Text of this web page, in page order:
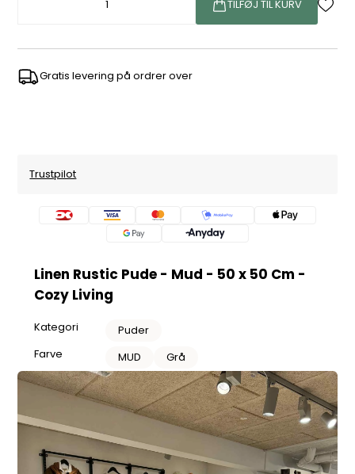
TILFØJ TIL KURV
Gratis levering på ordrer over
Trustpilot
Linen Rustic Pude - Mud - 50 x 50 Cm -
Cozy Living
Kategori
Puder
Farve
MUD Grå